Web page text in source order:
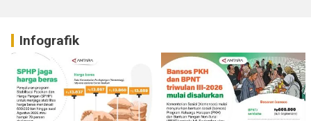
Infografik